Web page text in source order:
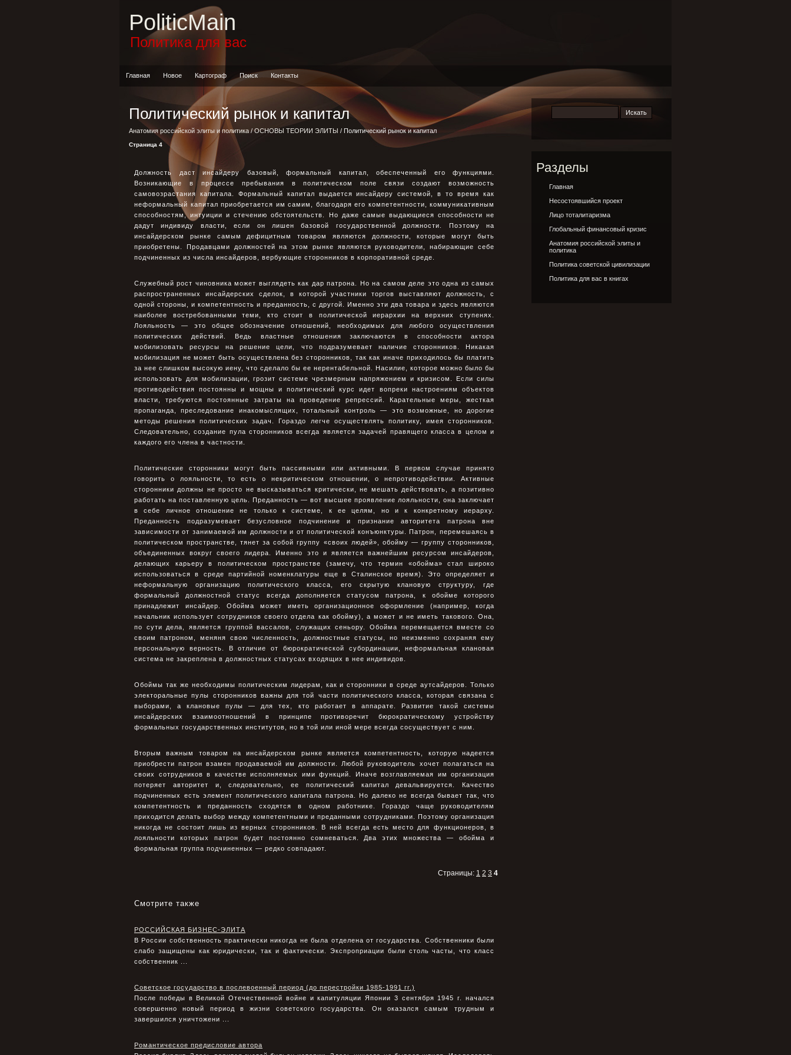
PoliticMain
Политика для вас
Главная Новое Картограф Поиск Контакты
Политический рынок и капитал
Анатомия российской элиты и политика / ОСНОВЫ ТЕОРИИ ЭЛИТЫ / Политический рынок и капитал
Страница 4
Должность даст инсайдеру базовый, формальный капитал, обеспеченный его функциями.
Возникающие в процессе пребывания в политическом поле связи создают возможность
самовозрастания капитала. Формальный капитал выдается инсайдеру системой, в то время как
неформальный капитал приобретается им самим, благодаря его компетентности, коммуникативным
способностям, интуиции и стечению обстоятельств. Но даже самые выдающиеся способности не
дадут индивиду власти, если он лишен базовой государственной должности. Поэтому на
инсайдерском рынке самым дефицитным товаром являются должности, которые могут быть
приобретены. Продавцами должностей на этом рынке являются руководители, набирающие себе
подчиненных из числа инсайдеров, вербующие сторонников в корпоративной среде.
Служебный рост чиновника может выглядеть как дар патрона. Но на самом деле это одна из самых
распространенных инсайдерских сделок, в которой участники торгов выставляют должность, с
одной стороны, и компетентность и преданность, с другой. Именно эти два товара и здесь являются
наиболее востребованными теми, кто стоит в политической иерархии на верхних ступенях.
Лояльность — это общее обозначение отношений, необходимых для любого осуществления
политических действий. Ведь властные отношения заключаются в способности актора
мобилизовать ресурсы на решение цели, что подразумевает наличие сторонников. Никакая
мобилизация не может быть осуществлена без сторонников, так как иначе приходилось бы платить
за нее слишком высокую иену, что сделало бы ее нерентабельной. Насилие, которое можно было бы
использовать для мобилизации, грозит системе чрезмерным напряжением и кризисом. Если силы
противодействия постоянны и мощны и политический курс идет вопреки настроениям объектов
власти, требуются постоянные затраты на проведение репрессий. Карательные меры, жесткая
пропаганда, преследование инакомыслящих, тотальный контроль — это возможные, но дорогие
методы решения политических задач. Гораздо легче осуществлять политику, имея сторонников.
Следовательно, создание пула сторонников всегда является задачей правящего класса в целом и
каждого его члена в частности.
Политические сторонники могут быть пассивными или активными. В первом случае принято
говорить о лояльности, то есть о некритическом отношении, о непротиводействии. Активные
сторонники должны не просто не высказываться критически, не мешать действовать, а позитивно
работать на поставленную цель. Преданность — вот высшее проявление лояльности, она заключает
в себе личное отношение не только к системе, к ее целям, но и к конкретному иерарху.
Преданность подразумевает безусловное подчинение и признание авторитета патрона вне
зависимости от занимаемой им должности и от политической конъюнктуры. Патрон, перемешаясь в
политическом пространстве, тянет за собой группу «своих людей», обойму — группу сторонников,
объединенных вокруг своего лидера. Именно это и является важнейшим ресурсом инсайдеров,
делающих карьеру в политическом пространстве (замечу, что термин «обойма» стал широко
использоваться в среде партийной номенклатуры еще в Сталинское время). Это определяет и
неформальную организацию политического класса, его скрытую клановую структуру, где
формальный должностной статус всегда дополняется статусом патрона, к обойме которого
принадлежит инсайдер. Обойма может иметь организационное оформление (например, когда
начальник использует сотрудников своего отдела как обойму), а может и не иметь такового. Она,
по сути дела, является группой вассалов, служащих сеньору. Обойма перемещается вместе со
своим патроном, меняня свою численность, должностные статусы, но неизменно сохраняя ему
персональную верность. В отличие от бюрократической субординации, неформальная клановая
система не закреплена в должностных статусах входящих в нее индивидов.
Обоймы так же необходимы политическим лидерам, как и сторонники в среде аутсайдеров. Только
электоральные пулы сторонников важны для той части политического класса, которая связана с
выборами, а клановые пулы — для тех, кто работает в аппарате. Развитие такой системы
инсайдерских взаимоотношений в принципе противоречит бюрократическому устройству
формальных государственных институтов, но в той или иной мере всегда сосуществует с ним.
Вторым важным товаром на инсайдерском рынке является компетентность, которую надеется
приобрести патрон взамен продаваемой им должности. Любой руководитель хочет полагаться на
своих сотрудников в качестве исполняемых ими функций. Иначе возглавляемая им организация
потеряет авторитет и, следовательно, ее политический капитал девальвируется. Качество
подчиненных есть элемент политического капитала патрона. Но далеко не всегда бывает так, что
компетентность и преданность сходятся в одном работнике. Гораздо чаще руководителям
приходится делать выбор между компетентными и преданными сотрудниками. Поэтому организация
никогда не состоит лишь из верных сторонников. В ней всегда есть место для функционеров, в
лояльности которых патрон будет постоянно сомневаться. Два этих множества — обойма и
формальная группа подчиненных — редко совпадают.
Страницы: 1 2 3 4
Смотрите также
РОССИЙСКАЯ БИЗНЕС-ЭЛИТА
В России собственность практически никогда не была отделена от государства. Собственники были
слабо защищены как юридически, так и фактически. Экспроприации были столь часты, что класс
собственник ...
Советское государство в послевоенный период (до перестройки 1985-1991 гг.)
После победы в Великой Отечественной войне и капитуляции Японии 3 сентября 1945 г. начался
совершенно новый период в жизни советского государства. Он оказался самым трудным и
завершился уничтожени ...
Романтическое предисловие автора
Разделы
Главная
Несостоявшийся проект
Лицо тоталитаризма
Глобальный финансовый кризис
Анатомия российской элиты и
политика
Политика советской цивилизации
Политика для вас в книгах